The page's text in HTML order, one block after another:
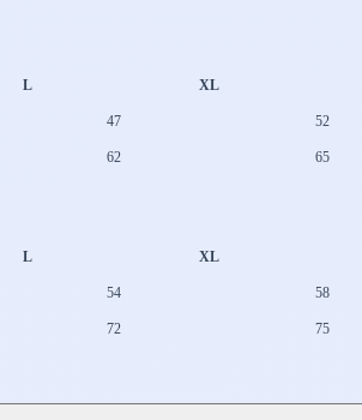
L XL
47 52
62 65
L XL
54 58
72 75